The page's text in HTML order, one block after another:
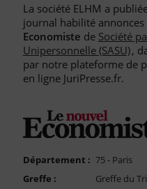
Départements pour la
Liste des Greffes
Liste des CCI
FAQ
Compte PRO
La société ELHM a
journal habilité annonces
Economiste de Société
Unipersonnelle (SASU),
par notre plateforme de
en ligne JuriPresse.fr.
Département : 75 - Paris
Greffe :
Greffe du